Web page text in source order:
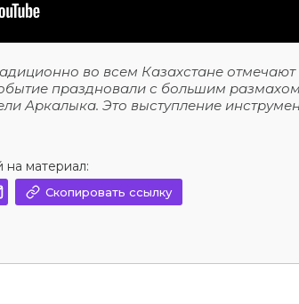
во всем Казахстане
праздновали с большим
Аркалыка. Это выступление
на материал:
Скопировать ссылку